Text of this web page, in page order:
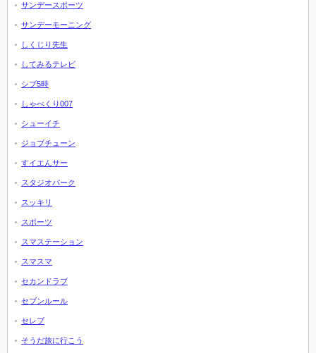
サンデースポーツ
サンデーモーニング
しくじり先生
してみるテレビ
シブ5時
しゃべくり007
シューイチ
ジョブチューン
すイエんサー
スタジオパーク
スッキリ
スポーツ
スマステーション
スマスマ
セカンドラブ
セブンルール
セレブ
そうだ旅に行こう